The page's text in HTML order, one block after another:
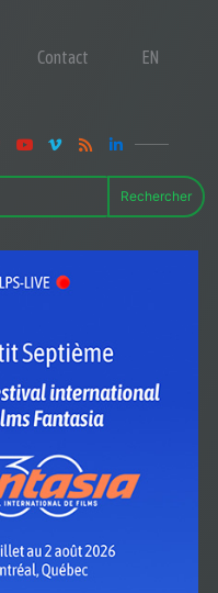
Contact EN
Rechercher